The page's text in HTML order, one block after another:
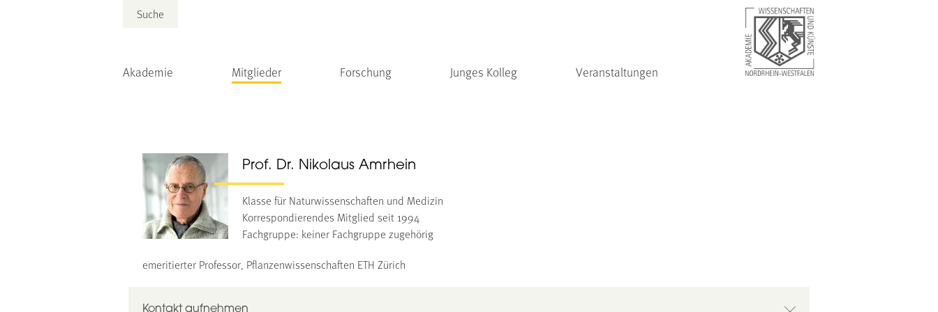
Suche
Akademie Mitglieder Forschung Junges Kolleg Veranstaltungen
Prof. Dr. Nikolaus Amrhein
Klasse für Naturwissenschaften und Medizin
Korrespondierendes Mitglied seit 1994
Fachgruppe: keiner Fachgruppe zugehörig
emeritierter Professor, Pflanzenwissenschaften ETH Zürich
Kontakt aufnehmen